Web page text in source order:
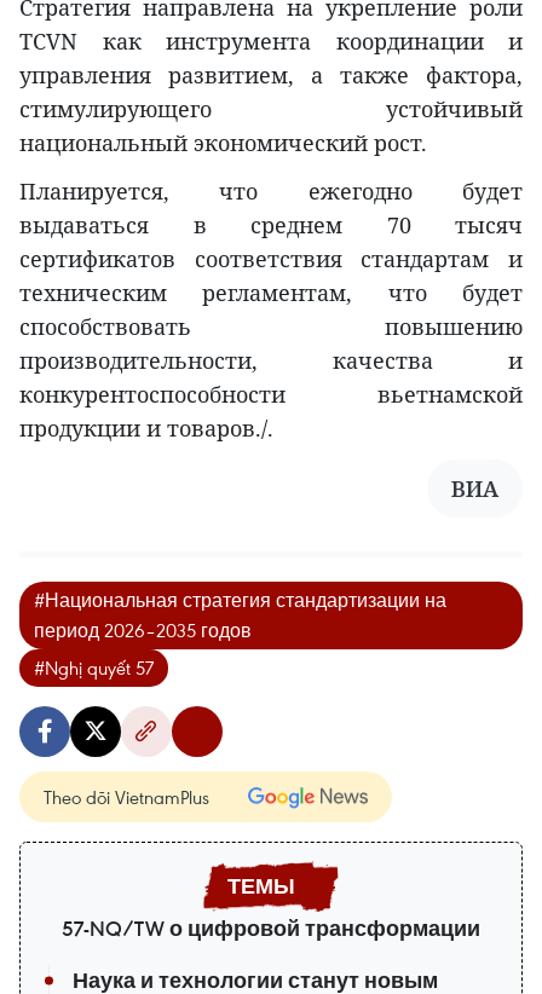
Стратегия направлена на укрепление роли
TCVN как инструмента координации и
управления развитием, а также фактора,
стимулирующего устойчивый
национальный экономический рост.
Планируется, что ежегодно будет
выдаваться в среднем 70 тысяч
сертификатов соответствия стандартам и
техническим регламентам, что будет
способствовать повышению
производительности, качества и
конкурентоспособности вьетнамской
продукции и товаров./.
ВИА
#Национальная стратегия стандартизации на
период 2026–2035 годов
#Nghị quyết 57
Theo dõi VietnamPlus
57-NQ/TW о цифровой трансформации
Наука и технологии станут новым